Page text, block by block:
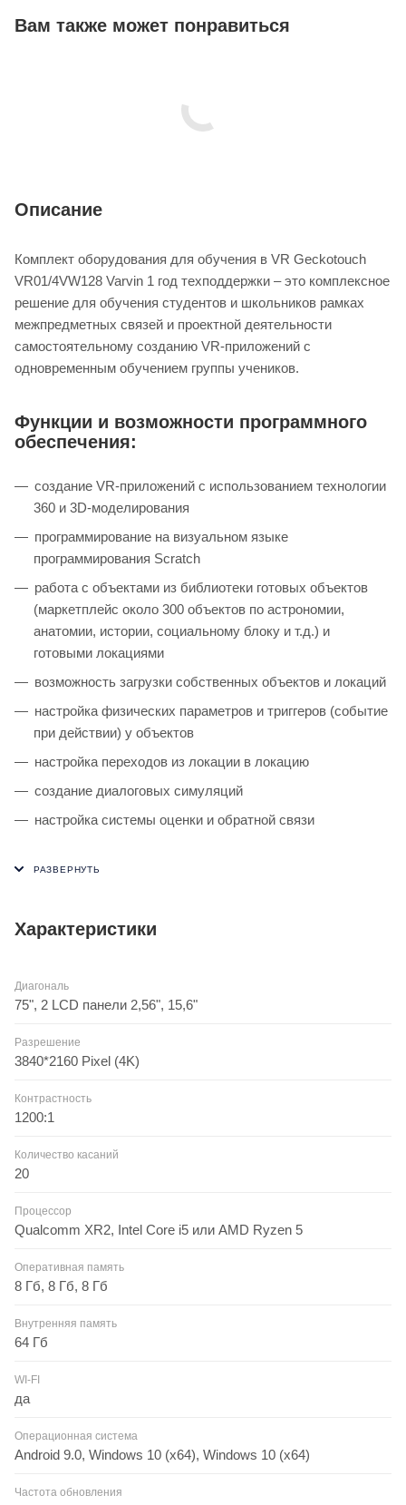
Вам также может понравиться
Описание
Комплект оборудования для обучения в VR Geckotouch
VR01/4VW128 Varvin 1 год техподдержки – это комплексное
решение для обучения студентов и школьников рамках
межпредметных связей и проектной деятельности
самостоятельному созданию VR-приложений с
одновременным обучением группы учеников.
Функции и возможности программного
обеспечения:
создание VR-приложений с использованием технологии
360 и 3D-моделирования
программирование на визуальном языке
программирования Scratch
работа с объектами из библиотеки готовых объектов
(маркетплейс около 300 объектов по астрономии,
анатомии, истории, социальному блоку и т.д.) и
готовыми локациями
возможность загрузки собственных объектов и локаций
настройка физических параметров и триггеров (событие
при действии) у объектов
настройка переходов из локации в локацию
создание диалоговых симуляций
настройка системы оценки и обратной связи
Характеристики
Диагональ
75", 2 LCD панели 2,56", 15,6"
Разрешение
3840*2160 Pixel (4K)
Контрастность
1200:1
Количество касаний
20
Процессор
Qualcomm XR2, Intel Core i5 или AMD Ryzen 5
Оперативная память
8 Гб, 8 Гб, 8 Гб
Внутренняя память
64 Гб
WI-FI
да
Операционная система
Android 9.0, Windows 10 (x64), Windows 10 (x64)
Частота обновления